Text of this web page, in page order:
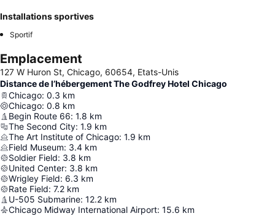
Installations sportives
Sportif
Emplacement
127 W Huron St, Chicago, 60654, Etats-Unis
Distance de l’hébergement The Godfrey Hotel Chicago
Chicago: 0.3 km
Chicago: 0.8 km
Begin Route 66: 1.8 km
The Second City: 1.9 km
The Art Institute of Chicago: 1.9 km
Field Museum: 3.4 km
Soldier Field: 3.8 km
United Center: 3.8 km
Wrigley Field: 6.3 km
Rate Field: 7.2 km
U-505 Submarine: 12.2 km
Chicago Midway International Airport: 15.6 km